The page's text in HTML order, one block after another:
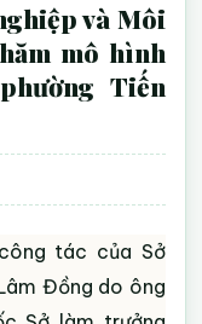
và Môi
mô hình
Tiến
tác của Sở
Đồng do ông